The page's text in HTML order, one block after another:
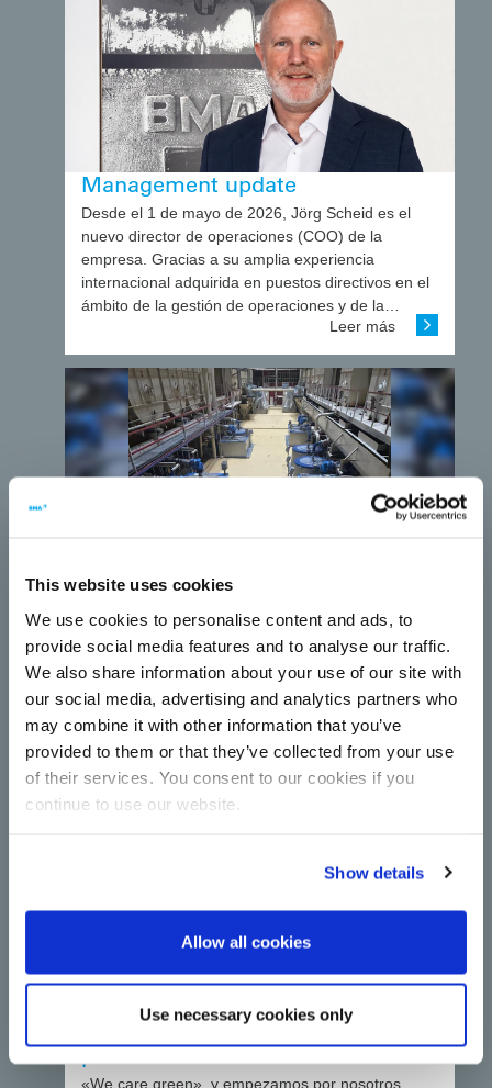
This website uses cookies
We use cookies to personalise content and ads, to
provide social media features and to analyse our traffic.
We also share information about your use of our site with
our social media, advertising and analytics partners who
may combine it with other information that you’ve
provided to them or that they’ve collected from your use
of their services. You consent to our cookies if you
continue to use our website.
Show details
Allow all cookies
Use necessary cookies only
Management update
Desde el 1 de mayo de 2026, Jörg Scheid es el
nuevo director de operaciones (COO) de la
empresa. Gracias a su amplia experiencia
internacional adquirida en puestos directivos en el
ámbito de la gestión de operaciones y de la…
Leer más
estación de centrífugas
completamente con tecnología de
BMA
Las centrífugas aumentan la capacidad y la
eficiencia energética de la producción de azúcar:
Modernización en Çorum Şeker con nuevas
Leer más
Un paso importante de
descarbonización: BMA apuesta
por la electricidad verde
«We care green», y empezamos por nosotros